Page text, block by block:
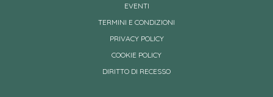
EVENTI
TERMINI E CONDIZIONI
PRIVACY POLICY
COOKIE POLICY
DIRITTO DI RECESSO